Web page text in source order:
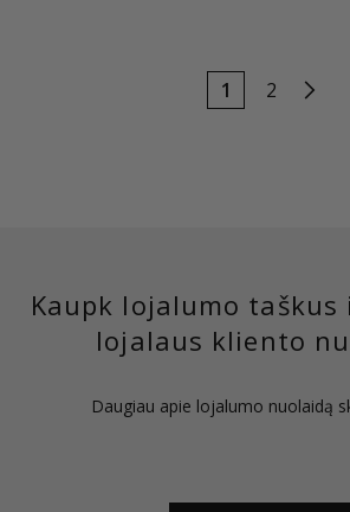
1 2
Kaupk lojalumo taškus
lojalaus kliento
Daugiau apie lojalumo nuolaidą